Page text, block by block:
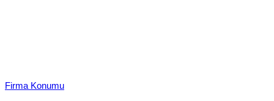
Firma Konumu